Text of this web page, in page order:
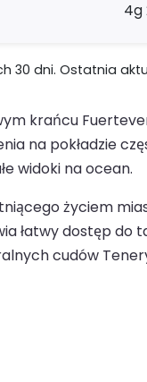
4g
dni. Ostatnia
krańcu
na pokładzie
widoki na ocean.
życiem
łatwy dostęp
cudów